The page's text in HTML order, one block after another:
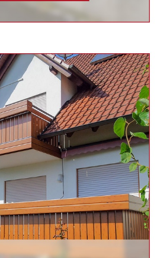
Balkonsanierung
-
Schmid & Jakobs:
Terrassendach,
Geländerbau,
Sichtschutz